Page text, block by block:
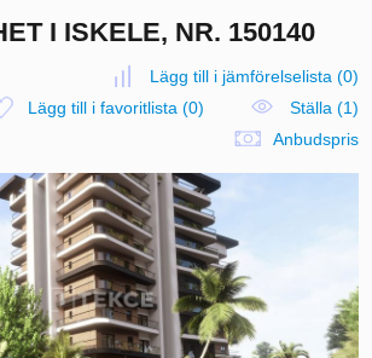
I ISKELE, NR. 150140
Lägg till i jämförelselista (0)
Lägg till i favoritlista (0)
Ställa (1)
Anbudspris